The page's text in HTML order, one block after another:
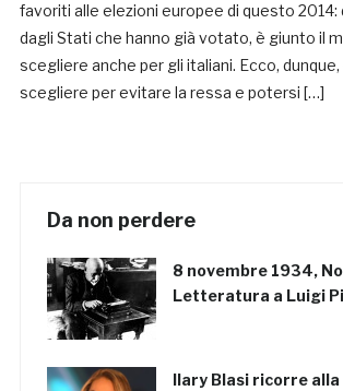
favoriti alle elezioni europee di questo 2014:
dagli Stati che hanno già votato, è giunto il
scegliere anche per gli italiani. Ecco, dunque,
scegliere per evitare la ressa e potersi […]
Da non perdere
8 novembre 1934,
Letteratura a Luigi
Ilary Blasi ricorre